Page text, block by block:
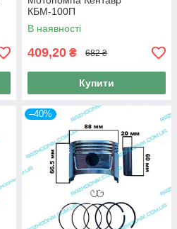
КБМ-100П
В наявності
409,20 ₴ 682 ₴
Купити
–40%